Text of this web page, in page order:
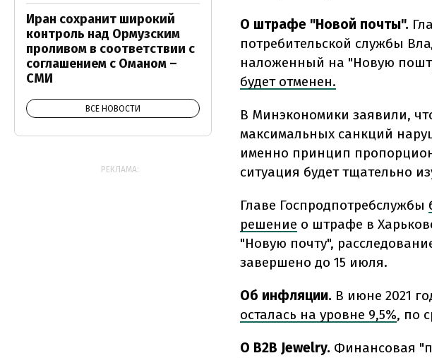
О штрафе "Новой почты".
потребительской службы
наложенный на "Новую
будет отменен.
В Минэкономики заявили,
максимальных санкций
именно принцип
ситуация будет тщательно
Главе Госпродпотребслужбы
решение о штрафе в
"Новую почту",
завершено до 15 июля.
Об инфляции. В июне 2021
осталась на уровне 9,5%, по
О B2B Jewelry. Финансовая
Иран сохранит широкий
контроль над Ормузским
проливом в соответствии с
соглашением с Оманом –
СМИ
ВСЕ НОВОСТИ
РЕКЛАМА: